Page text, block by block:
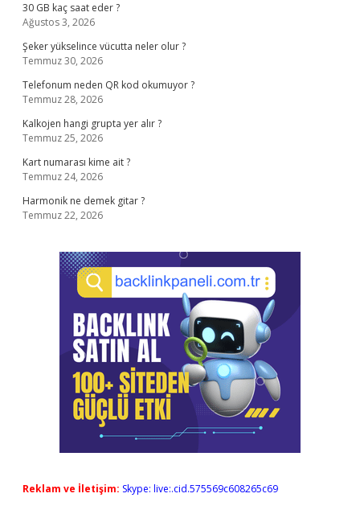
30 GB kaç saat eder ?
Ağustos 3, 2026
Şeker yükselince vücutta neler olur ?
Temmuz 30, 2026
Telefonum neden QR kod okumuyor ?
Temmuz 28, 2026
Kalkojen hangi grupta yer alır ?
Temmuz 25, 2026
Kart numarası kime ait ?
Temmuz 24, 2026
Harmonik ne demek gitar ?
Temmuz 22, 2026
Reklam ve İletişim: Skype: live:.cid.575569c608265c69